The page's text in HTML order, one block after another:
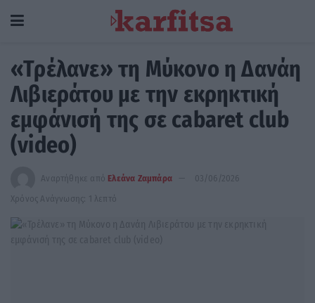
«Τρέλανε» τη Μύκονο η Δανάη
Λιβιεράτου με την εκρηκτική
εμφάνισή της σε cabaret club
(video)
Αναρτήθηκε από Ελεάνα Ζαμπάρα
03/06/2026
Χρόνος Ανάγνωσης: 1 λεπτό